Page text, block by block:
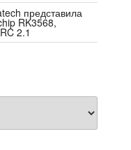
представила
RK3568,
2.1